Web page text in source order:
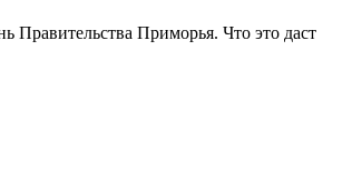
Правительства Приморья. Что это даст